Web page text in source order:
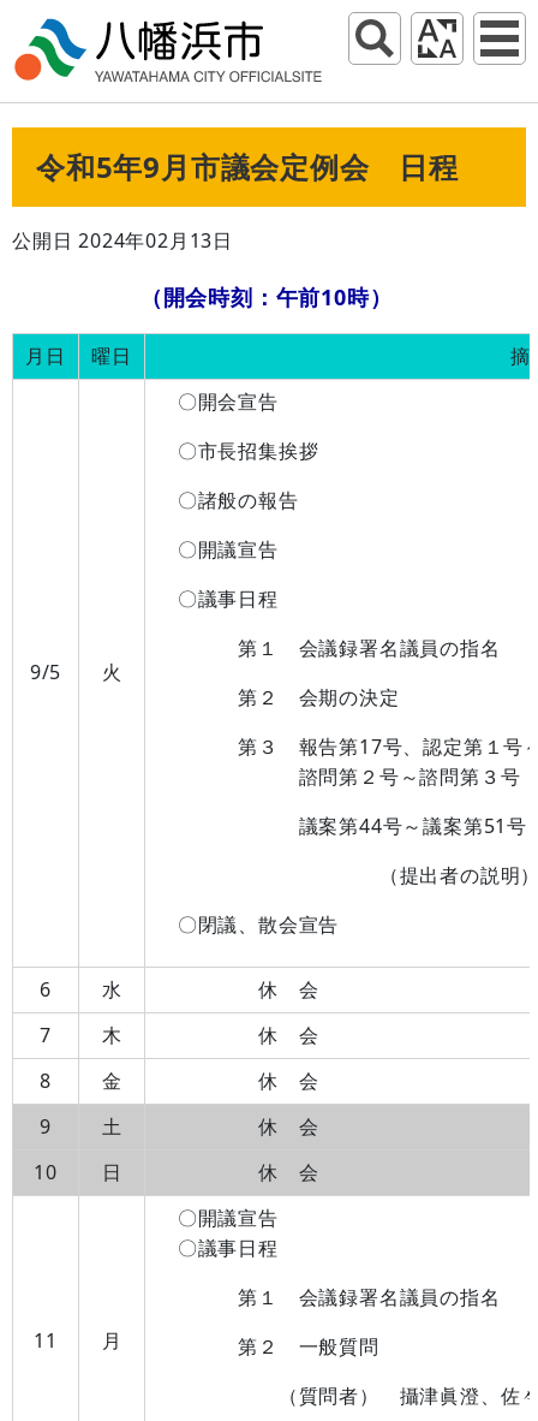
令和5年9月市議会定例会 日程
公開日 2024年02月13日
（開会時刻：午前10時）
月日 曜日
9/5 火
〇開会宣告
〇市長招集挨拶
〇諸般の報告
〇開議宣告
〇議事日程
第１ 会議録署名議員の指名
第２ 会期の決定
第３ 報告第17号、認定第１号～
諮問第２号～諮問第３号
議案第44号～議案第51号
（提出者の説明
〇閉議、散会宣告
6 水
休 会
7
木
休 会
8
金
休 会
9
土
休 会
10
日 休 会
11 月
〇開議宣告
〇議事日程
第１ 会議録署名議員の指名
第２ 一般質問
（質問者） 攝津眞澄、佐々木